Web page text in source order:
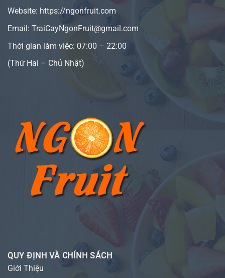
Website: https://ngonfruit.com
Email: TraiCayNgonFruit@gmail.com
Thời gian làm việc: 07:00 – 22:00
(Thứ Hai – Chủ Nhật)
QUY ĐỊNH VÀ CHÍNH SÁCH
Giới Thiệu